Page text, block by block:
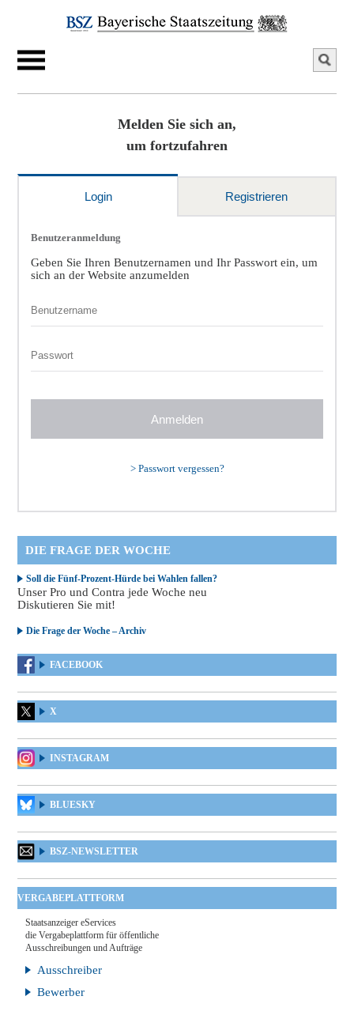
Melden Sie sich an,
um fortzufahren
Login Registrieren
Benutzeranmeldung
Geben Sie Ihren Benutzernamen und Ihr Passwort ein, um
sich an der Website anzumelden
> Passwort vergessen?
DIE FRAGE DER WOCHE
Soll die Fünf-Prozent-Hürde bei Wahlen fallen?
Unser Pro und Contra jede Woche neu
Diskutieren Sie mit!
Die Frage der Woche – Archiv
FACEBOOK
X
INSTAGRAM
BLUESKY
BSZ-NEWSLETTER
VERGABEPLATTFORM
Staatsanzeiger eServices
die Vergabeplattform für öffentliche
Ausschreibungen und Aufträge
Ausschreiber
Bewerber